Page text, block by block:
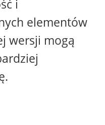
i
elementów
wersji mogą